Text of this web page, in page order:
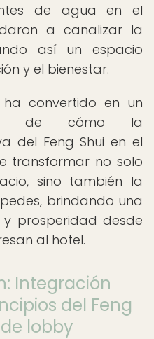
de agua en el
a canalizar la
así un espacio
y el bienestar.
ha convertido en un
de cómo la
del Feng Shui en el
transformar no solo
sino también la
brindando una
prosperidad desde
al hotel.
Integración
del Feng
lobby